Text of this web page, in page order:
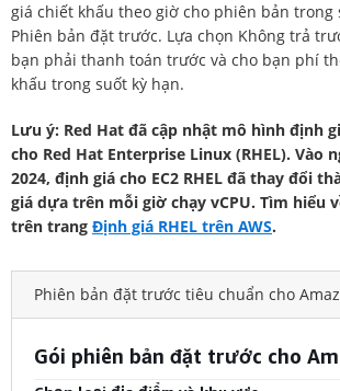
giá chiết khấu theo giờ cho phiên bản trong
Phiên bản đặt trước. Lựa chọn Không trả
bạn phải thanh toán trước và cho bạn phí
khấu trong suốt kỳ hạn.
Lưu ý: Red Hat đã cập nhật mô hình định
cho Red Hat Enterprise Linux (RHEL). Vào
2024, định giá cho EC2 RHEL đã thay đổi
giá dựa trên mỗi giờ chạy vCPU. Tìm hiểu
trên trang Định giá RHEL trên AWS.
Phiên bản đặt trước tiêu chuẩn cho